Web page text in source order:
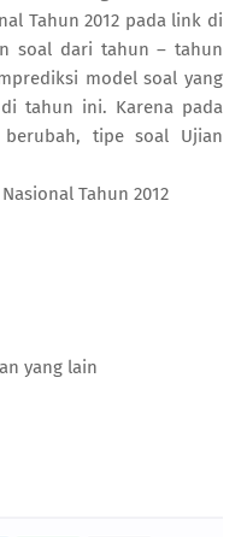
Tahun 2012 pada link di
soal dari tahun – tahun
model soal yang
tahun ini. Karena pada
tipe soal Ujian
Tahun 2012
yang lain